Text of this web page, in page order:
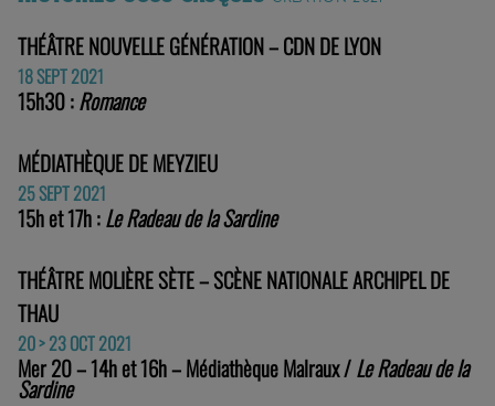
THÉÂTRE NOUVELLE GÉNÉRATION – CDN DE LYON
18 SEPT 2021
15h30 :Romance
MÉDIATHÈQUE DE MEYZIEU
25 SEPT 2021
15h et 17h :Le Radeau de la Sardine
THÉÂTRE MOLIÈRE SÈTE – SCÈNE NATIONALE ARCHIPEL DE
THAU
20 > 23 OCT 2021
Mer 20 – 14h et 16h – Médiathèque Malraux /Le Radeau de la
Sardine